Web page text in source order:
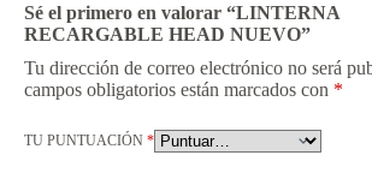
Sé el primero en valorar “LINTERNA
RECARGABLE HEAD NUEVO”
Tu dirección de correo electrónico no será
campos obligatorios están marcados con *
TU PUNTUACIÓN *